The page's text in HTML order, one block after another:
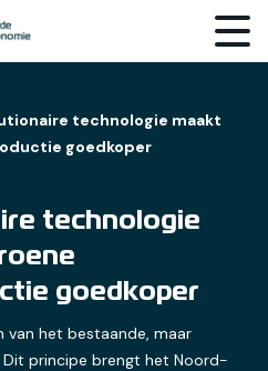
technologie maakt
goedkoper
technologie
goedkoper
van het bestaande, maar
principe brengt het Noord-